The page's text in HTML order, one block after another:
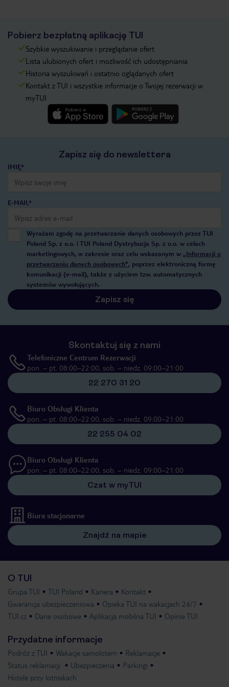
Pobierz bezpłatną aplikację TUI
Szybkie wyszukiwanie i przeglądanie ofert
Lista ulubionych ofert i możliwość ich udostępniania
Historia wyszukiwań i ostatnio oglądanych ofert
Kontakt z TUI i wszystkie informacje o Twojej rezerwacji w
myTUI
Zapisz się do newslettera
IMIĘ*
E-MAIL*
Wyrażam zgodę na przetwarzanie danych osobowych przez TUI
Poland Sp. z o.o. i TUI Poland Dystrybucja Sp. z o.o. w celach
marketingowych, w zakresie oraz celu wskazanym w „Informacji o
przetwarzaniu danych osobowych”, poprzez elektroniczną formę
komunikacji (e-mail), także z użyciem tzw. automatycznych
systemów wywołujących.
Zapisz się
Skontaktuj się z nami
Telefoniczne Centrum Rezerwacji
pon. – pt. 08:00–22:00, sob. – niedz. 09:00–21:00
22 270 31 20
Biuro Obsługi Klienta
pon. – pt. 08:00–22:00, sob. – niedz. 09:00–21:00
22 255 04 02
Biuro Obsługi Klienta
pon. – pt. 08:00–22:00, sob. – niedz. 09:00–21:00
Czat w myTUI
Biura stacjonarne
Znajdź na mapie
O TUI
Grupa TUI TUI Poland Kariera
Kontakt
Gwarancja ubezpieczeniowa
Opieka TUI na wakacjach 24/7
TUI.cz
Dane osobowe Aplikacja mobilna TUI Opinie TUI
Przydatne informacje
Podróż z TUI Wakacje samolotem
Reklamacje
Status reklamacji
Ubezpieczenia
Parkingi
Hotele przy lotniskach